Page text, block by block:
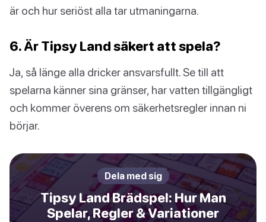
är och hur seriöst alla tar utmaningarna.
6. Är Tipsy Land säkert att spela?
Ja, så länge alla dricker ansvarsfullt. Se till att
spelarna känner sina gränser, har vatten tillgängligt
och kommer överens om säkerhetsregler innan ni
börjar.
Dela med sig
Tipsy Land Brädspel: Hur Man
Spelar, Regler & Variationer